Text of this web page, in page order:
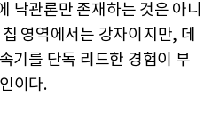
낙관론만 존재하는 것은 아니
영역에서는 강자이지만, 데
기를 단독 리드한 경험이 부
이다.